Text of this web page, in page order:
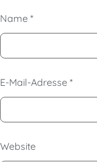
Name *
E-Mail-Adresse *
Website